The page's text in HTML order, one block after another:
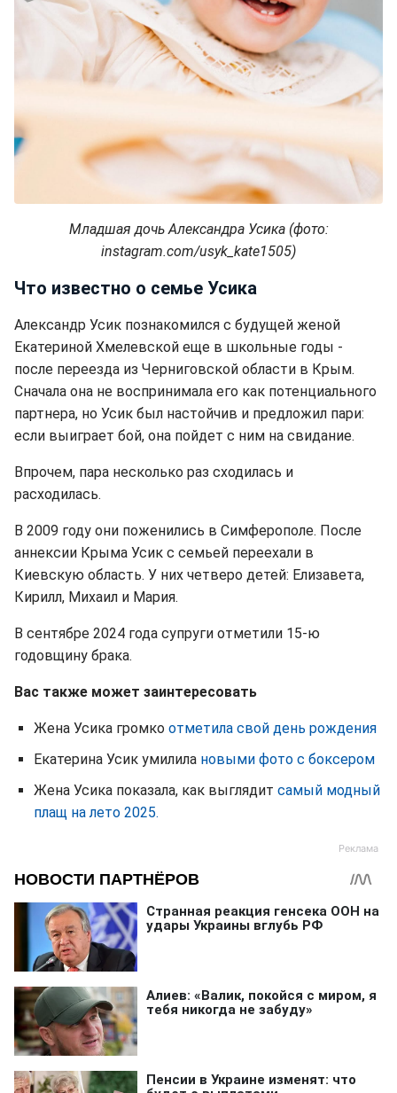
Младшая дочь Александра Усика (фото:
instagram.com/usyk_kate1505)
Что известно о семье Усика
Александр Усик познакомился с будущей женой
Екатериной Хмелевской еще в школьные годы -
после переезда из Черниговской области в Крым.
Сначала она не воспринимала его как потенциального
партнера, но Усик был настойчив и предложил пари:
если выиграет бой, она пойдет с ним на свидание.
Впрочем, пара несколько раз сходилась и
расходилась.
В 2009 году они поженились в Симферополе. После
аннексии Крыма Усик с семьей переехали в
Киевскую область. У них четверо детей: Елизавета,
Кирилл, Михаил и Мария.
В сентябре 2024 года супруги отметили 15-ю
годовщину брака.
Вас также может заинтересовать
Жена Усика громко отметила свой день рождения
Екатерина Усик умилила новыми фото с боксером
Жена Усика показала, как выглядит самый модный
плащ на лето 2025.